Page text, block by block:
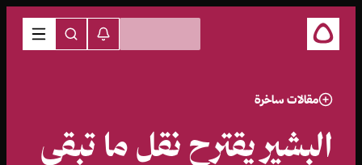
مقالات ساخرة
البشير يقترح نقل ما تبقى